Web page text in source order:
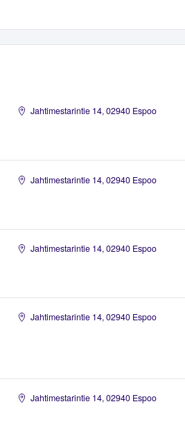
Jahtimestarintie 14, 02940 Espoo
Jahtimestarintie 14, 02940 Espoo
Jahtimestarintie 14, 02940 Espoo
Jahtimestarintie 14, 02940 Espoo
Jahtimestarintie 14, 02940 Espoo